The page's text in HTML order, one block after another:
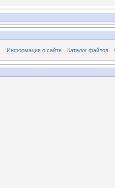
Информация о сайте Каталог файлов